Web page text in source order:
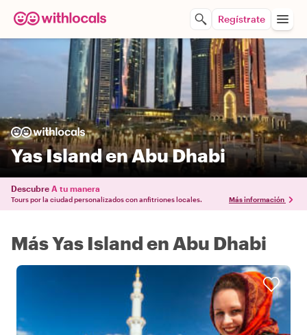
Regístrate
Yas Island en Abu Dhabi
Descubre A tu manera
Tours por la ciudad personalizados con anfitriones locales. Más información
Más Yas Island en Abu Dhabi